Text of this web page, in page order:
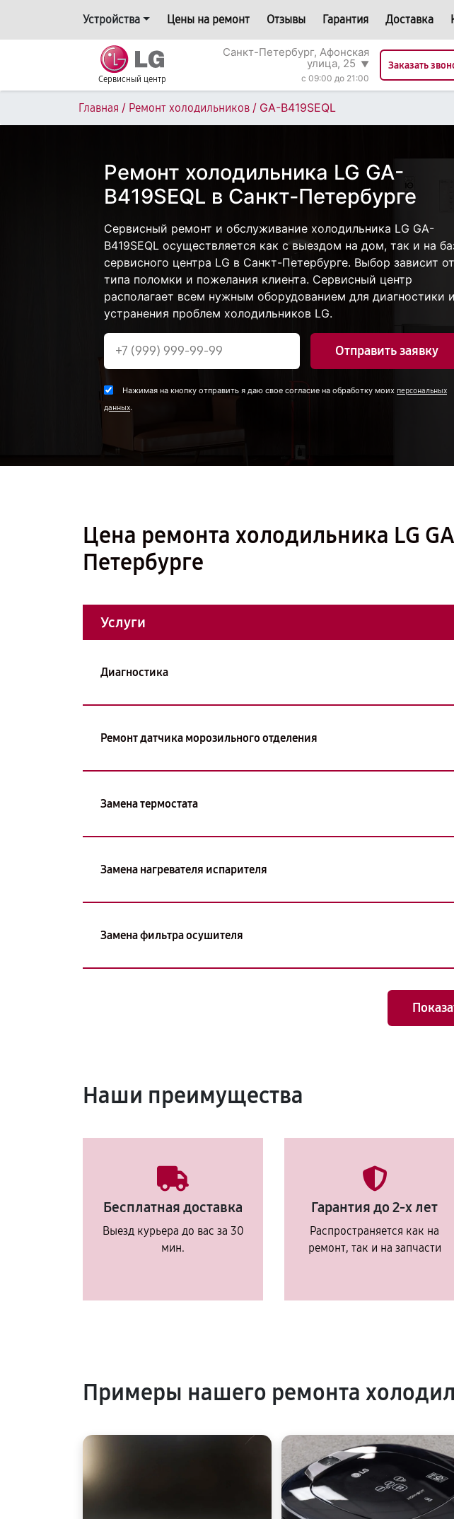
Устройства Цены на ремонт Отзывы Гарантия Доставка
Сервисный центр
Санкт-Петербург, Афонская
улица, 25 ▼
c 09:00 до 21:00
Заказать
Главная / Ремонт холодильников / GA-B419SEQL
Ремонт холодильника LG GA-
B419SEQL в Санкт-Петербурге
Сервисный ремонт и обслуживание холодильника LG GA-
B419SEQL осуществляется как с выездом на дом, так и на
сервисного центра LG в Санкт-Петербурге. Выбор зависит от
типа поломки и пожелания клиента. Сервисный центр
располагает всем нужным оборудованием для диагностики и
устранения проблем холодильников LG.
Отправить заявку
Нажимая на кнопку отправить я даю свое согласие на обработку моих персональных
данных.
Цена ремонта холодильника LG
Петербурге
Услуги
Диагностика
Ремонт датчика морозильного отделения
Замена термостата
Замена нагревателя испарителя
Замена фильтра осушителя
Наши преимущества
Бесплатная доставка
Выезд курьера до вас за 30
мин.
Гарантия до 2-х лет
Распространяется как на
ремонт, так и на запчасти
Примеры нашего ремонта